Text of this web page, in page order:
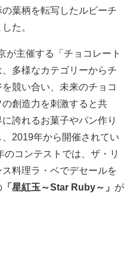
葉柄を転写したルビーチ
た。
が主催する「チョコレート
多様なカテゴリーからチ
競い合い、未来のチョコ
創造力を刺激すると共
誇れるお菓子やパン作り
2019年から開催されてい
コンテストでは、ザ・リ
料理ラ・ベでデセールを
「星紅玉～Star Ruby～」 が